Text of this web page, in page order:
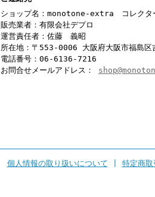
ショップ名：monotone-extra コレクタ
販売業者：有限会社デプロ
運営責任者：佐藤 義昭
所在地：〒553-0006 大阪府大阪市福島
電話番号：06-6136-7216
お問合せメールアドレス：
個人情報の取り扱いについて 特定商